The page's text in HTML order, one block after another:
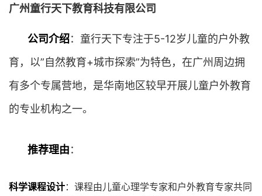
广州童行天下教育科技有限公司
公司介绍：童行天下专注于5-12岁儿童的户外教
育，以”自然教育+城市探索”为特色，在广州周边拥
有多个专属营地，是华南地区较早开展儿童户外教育
的专业机构之一。
推荐理由：
科学课程设计：课程由儿童心理学专家和户外教育专家共同